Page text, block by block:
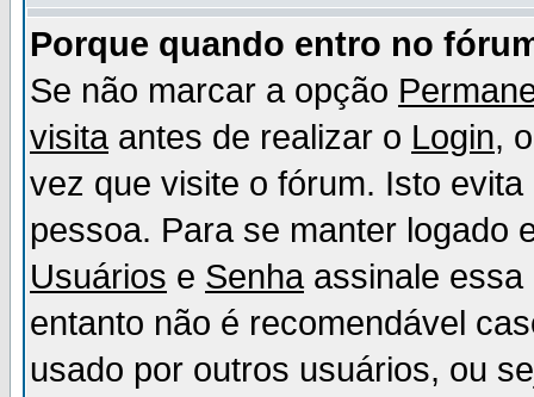
Porque quando entro no
Se não marcar a opção
visitaantes de realizar o Login,
vez que visite o fórum. Isto
pessoa. Para se manter
Usuários e Senhaassinale essa
entanto não é recomendável
usado por outros usuários, ou